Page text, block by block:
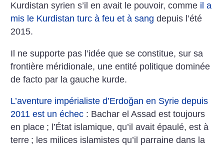
Kurdistan syrien s’il en avait le pouvoir, comme il a
mis le Kurdistan turc à feu et à sang depuis l’été
2015.
Il ne supporte pas l’idée que se constitue, sur sa
frontière méridionale, une entité politique dominée
de facto par la gauche kurde.
L’aventure impérialiste d’Erdoğan en Syrie depuis
2011 est un échec : Bachar el Assad est toujours
en place ; l’État islamique, qu’il avait épaulé, est à
terre ; les milices islamistes qu’il parraine dans la